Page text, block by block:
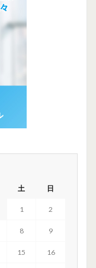
土 日
1 2
8 9
15 16